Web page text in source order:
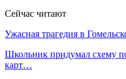
Сейчас читают
Ужасная трагедия в
Школьник придумал схему
карт…